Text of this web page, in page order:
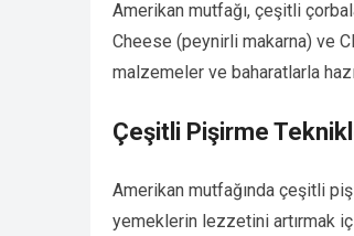
Amerikan mutfağı, çeşitli
Cheese (peynirli makarna) ve
malzemeler ve baharatlarla
Çeşitli Pişirme
Amerikan mutfağında çeşitli
yemeklerin lezzetini artırmak